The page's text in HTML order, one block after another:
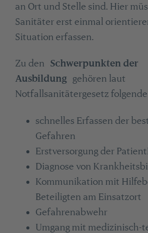
an Ort und Stelle sind. Hier
Sanitäter erst einmal
Situation erfassen.
Zu den Schwerpunkten der
Ausbildung gehören laut
Notfallsanitätergesetz
schnelles Erfassen der
Gefahren
Erstversorgung der
Diagnose von
Kommunikation mit
Beteiligten am Einsatzort
Gefahrenabwehr
Umgang mit medizinisch-